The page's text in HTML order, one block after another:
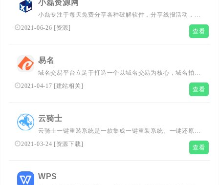
小磊资源网
小磊专注于每天免费分享各种破解软件，分享线报活动，辅
助软件。
2021-06-26 [资源] 查看
易名
域名交易平台立足于打造一个以域名交易为核心，域名拍
卖、域名竞价、域名经纪中介交易为主要交易方式的域名买
卖平台，并提供域名抢注、域名展示页等辅助工具及应用，
2021-04-17 [建站相关] 查看
云骑士
云骑士一键重装系统是一款集成一键重装系统、一键还原装
机，u盘装系统辅助工具软件。电脑运行慢了，卡了，不求
人，电脑小白一键重装系统win10、重装系统win7、重装系
2021-03-24 [资源下载] 查看
WPS